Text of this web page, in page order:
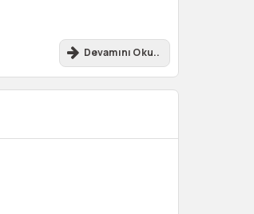
Devamını Oku..